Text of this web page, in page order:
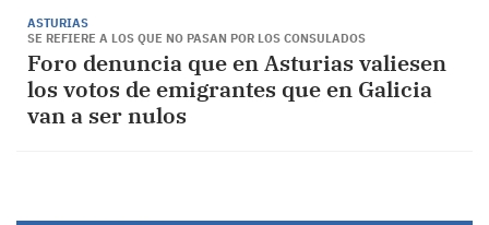
ASTURIAS
SE REFIERE A LOS QUE NO PASAN POR LOS CONSULADOS
Foro denuncia que en Asturias valiesen
los votos de emigrantes que en Galicia
van a ser nulos